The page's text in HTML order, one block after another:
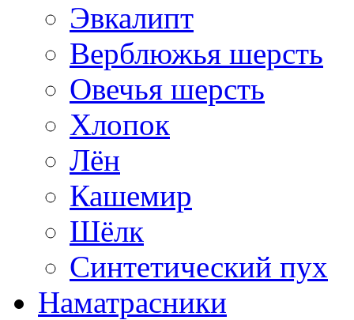
Эвкалипт
Верблюжья шерсть
Овечья шерсть
Хлопок
Лён
Кашемир
Шёлк
Синтетический пух
Наматрасники